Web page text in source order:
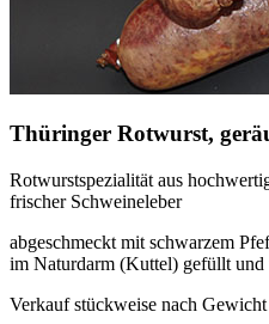
Thüringer Rotwurst,
Rotwurstspezialität aus
frischer Schweineleber
abgeschmeckt mit schwarzem
im Naturdarm (Kuttel) gefüllt und
Verkauf stückweise nach